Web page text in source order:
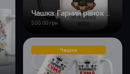
Чашка: Гарний ранок починається з кави
500.00 грн
Чашки